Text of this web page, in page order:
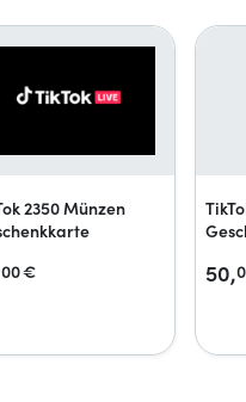
2350 Münzen
00€ 50,